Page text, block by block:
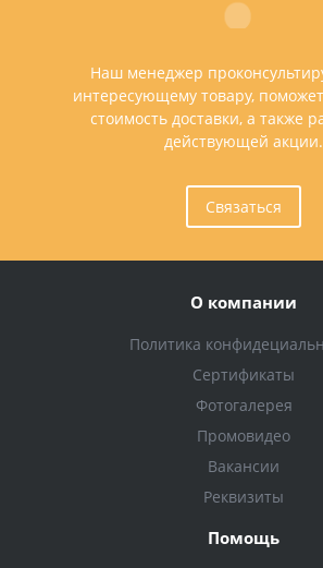
Наш менеджер
интересующему товару,
стоимость доставки, а также
действующей акции.
Связаться
О компании
Политика
Сертификаты
Фотогалерея
Промовидео
Вакансии
Реквизиты
Помощь